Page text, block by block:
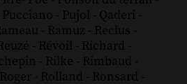
Pucciano - Pujol - Qaderi -
- Ramuz - Reclus -
- Révoil - Richard -
- Rilke - Rimbaud -
Roger - Rolland - Ronsard -